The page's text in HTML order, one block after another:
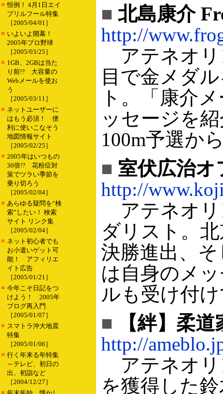
■ 恒例！ 4月1日エイ
プリルフール特集
［2005/04/01］
■ いよいよ開幕！
2005年プロ野球
［2005/03/25］
■ 1GB、2GBは当た
り前!? 大容量の
Webメールを使お
う
［2005/03/11］
■ ネットユーザーに
はもう必須！ 便
利に使いこなそう
地図情報サイト
［2005/02/25］
■ 2005年はいつもの
30倍!? 花粉症対
策でツラい季節を
乗り切ろう
［2005/02/04］
■ あらゆる疑問を“検
索”したい！ 検索
サイト リンク集
［2005/02/04］
■ ネット初心者でも
お小遣いゲット可
能！ アフィリエ
イト広告
［2005/01/21］
■ 今年こそ日記をつ
けよう！ 2005年
ブログ再入門
［2005/01/07］
■ スマトラ沖大地震
特集
［2005/01/06］
■ 行く年来る年特集
～テレビ、初日の
出、初詣など
［2004/12/27］
■
■ 北島康介
http://
アテネオリ
目で金メダ
ト。「康介
ッセージを
100m予選か
■ 室伏広治
http://
アテネオリ
ダリスト。
決勝進出、
は自身のメ
ルも受け付
■
【絆】柔
http://
アテネオリ
を獲得した